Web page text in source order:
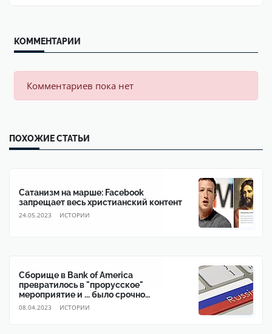
КОММЕНТАРИИ
Комментариев пока нет
ПОХОЖИЕ СТАТЬИ
Сатанизм на марше: Facebook
запрещает весь христианский контент
24.05.2023 ИСТОРИИ
Сборище в Bank of America
превратилось в "прорусское"
мероприятие и ... было срочно
прекращено
08.04.2023 ИСТОРИИ